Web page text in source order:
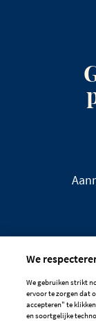
We
We gebruiken strikt
ervoor te zorgen dat
accepteren" te
en soortgelijke